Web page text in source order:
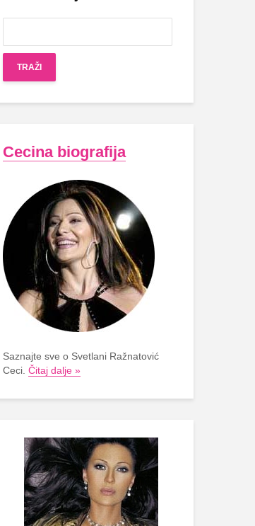
Cecina biografija
Saznajte sve o Svetlani Ražnatović
Ceci. Čitaj dalje »